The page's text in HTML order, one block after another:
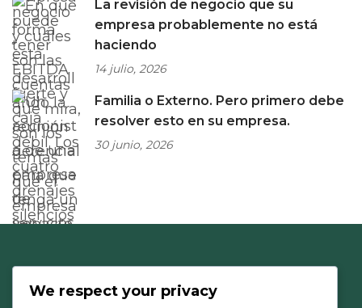
La revisión de negocio que su
empresa probablemente no está
haciendo
14 julio, 2026
Familia o Externo. Pero primero debe
resolver esto en su empresa.
30 junio, 2026
We respect your privacy